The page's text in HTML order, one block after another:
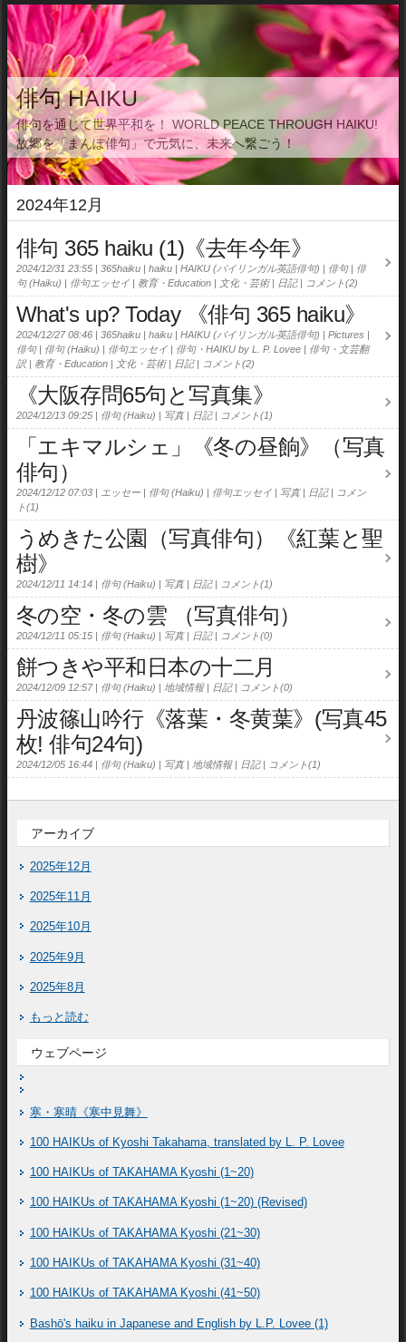
俳句 HAIKU
俳句を通じて世界平和を！ WORLD PEACE THROUGH HAIKU!
故郷を「まんぽ俳句」で元気に、未来へ繋ごう！
2024年12月
俳句 365 haiku (1)《去年今年》
2024/12/31 23:55 365haiku haiku HAIKU (バイリンガル英語俳句) 俳句
俳
句 (Haiku)
俳句エッセイ 教育・Education 文化・芸術 日記 コメント(2)
What's up? Today 《俳句 365 haiku》
2024/12/27 08:46 365haiku haiku HAIKU (バイリンガル英語俳句)
Pictures
俳句
俳句 (Haiku) 俳句エッセイ 俳句・HAIKU by L. P. Lovee
俳句・文芸翻
訳
教育・Education 文化・芸術 日記 コメント(2)
《大阪存問65句と写真集》
2024/12/13 09:25 俳句 (Haiku) 写真 日記 コメント(1)
「エキマルシェ」《冬の昼餉》（写真
俳句）
2024/12/12 07:03 エッセー 俳句 (Haiku) 俳句エッセイ 写真 日記
コメン
ト(1)
うめきた公園（写真俳句）《紅葉と聖
樹》
2024/12/11 14:14 俳句 (Haiku) 写真 日記 コメント(1)
冬の空・冬の雲 （写真俳句）
2024/12/11 05:15 俳句 (Haiku) 写真 日記 コメント(0)
餅つきや平和日本の十二月
2024/12/09 12:57 俳句 (Haiku) 地域情報 日記 コメント(0)
丹波篠山吟行《落葉・冬黄葉》(写真45
枚! 俳句24句)
2024/12/05 16:44 俳句 (Haiku) 写真 地域情報 日記 コメント(1)
アーカイブ
2025年12月
2025年11月
2025年10月
2025年9月
2025年8月
もっと読む
ウェブページ
寒・寒晴《寒中見舞》
100 HAIKUs of Kyoshi Takahama, translated by L. P. Lovee
100 HAIKUs of TAKAHAMA Kyoshi (1~20)
100 HAIKUs of TAKAHAMA Kyoshi (1~20) (Revised)
100 HAIKUs of TAKAHAMA Kyoshi (21~30)
100 HAIKUs of TAKAHAMA Kyoshi (31~40)
100 HAIKUs of TAKAHAMA Kyoshi (41~50)
Bashō's haiku in Japanese and English by L.P. Lovee (1)